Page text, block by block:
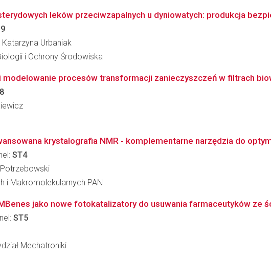
leków przeciwzapalnych u dyniowatych: produkcja
Urbaniak
i Ochrony Środowiska
modelowanie procesów transformacji zanieczyszczeń w filtrach
krystalografia NMR - komplementarne narzędzia do
ST4
i Makromolekularnych PAN
jako nowe fotokatalizatory do usuwania farmaceutyków ze
ST5
Mechatroniki